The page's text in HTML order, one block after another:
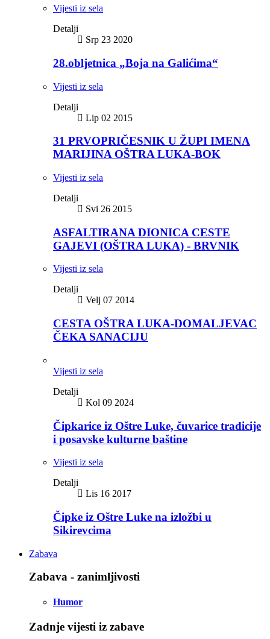
Vijesti iz sela
Detalji
Srp 23 2020
28.obljetnica „Boja na Galićima“
Vijesti iz sela
Detalji
Lip 02 2015
31 PRVOPRIČESNIK U ŽUPI IMENA
MARIJINA OŠTRA LUKA-BOK
Vijesti iz sela
Detalji
Svi 26 2015
ASFALTIRANA DIONICA CESTE
GAJEVI (OŠTRA LUKA) - BRVNIK
Vijesti iz sela
Detalji
Velj 07 2014
CESTA OŠTRA LUKA-DOMALJEVAC
ČEKA SANACIJU
Vijesti iz sela
Detalji
Kol 09 2024
Čipkarice iz Oštre Luke, čuvarice tradicije
i posavske kulturne baštine
Vijesti iz sela
Detalji
Lis 16 2017
Čipke iz Oštre Luke na izložbi u
Sikirevcima
Zabava
Zabava - zanimljivosti
Humor
Zadnje vijesti iz zabave